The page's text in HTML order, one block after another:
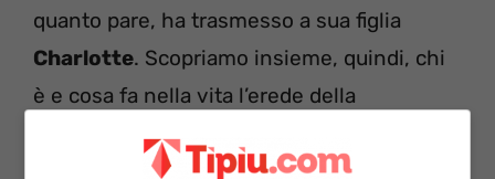
quanto pare, ha trasmesso a sua figlia
Charlotte. Scopriamo insieme, quindi, chi
è e cosa fa nella vita l’erede della
simpaticissima comica.